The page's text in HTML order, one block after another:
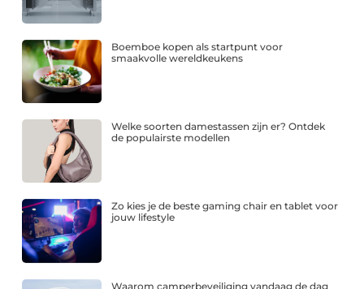
Boemboe kopen als startpunt voor
smaakvolle wereldkeukens
Welke soorten damestassen zijn er? Ontdek
de populairste modellen
Zo kies je de beste gaming chair en tablet voor
jouw lifestyle
Waarom camperbeveiliging vandaag de dag